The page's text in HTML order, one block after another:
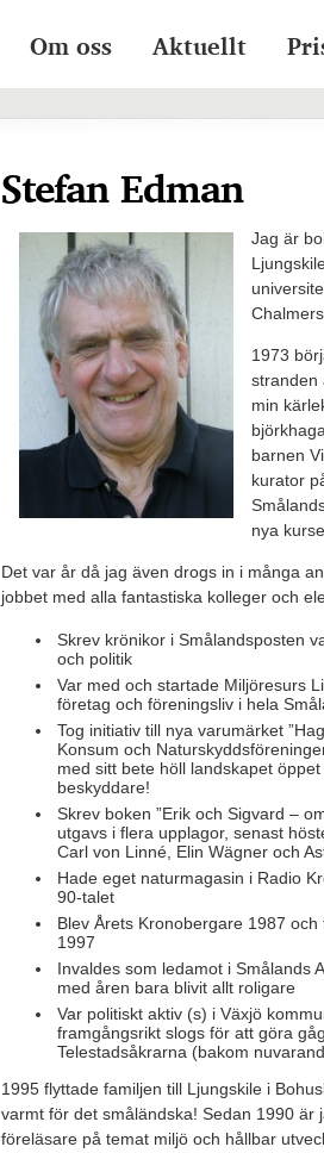
Om oss Aktuellt
Stefan Edman
Jag är
Chalmers.
1973
stranden
min
barnen
kurator
nya
Det var år då jag även drogs in i många
jobbet med alla fantastiska kolleger och
Skrev krönikor i Smålandsposten
och politik
Var med och startade Miljöresurs
företag och föreningsliv i hela
Tog initiativ till nya varumärket
Konsum och
med sitt bete höll landskapet
beskyddare!
Skrev boken ”Erik och Sigvard –
utgavs i flera upplagor, senast
Carl von Linné, Elin Wägner och
Hade eget naturmagasin i Radio
90-talet
Blev Årets Kronobergare 1987
1997
Invaldes som ledamot i Smålands
med åren bara blivit allt roligare
Var politiskt aktiv (s) i Växjö
framgångsrikt slogs för att göra
Telestadsåkrarna (bakom
1995 flyttade familjen till Ljungskile i
varmt för det småländska! Sedan 1990
föreläsare på temat miljö och hållbar